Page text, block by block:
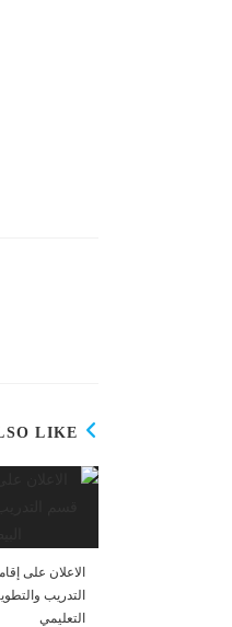
LIKE
الاعلان على
التدريب
التعليمي